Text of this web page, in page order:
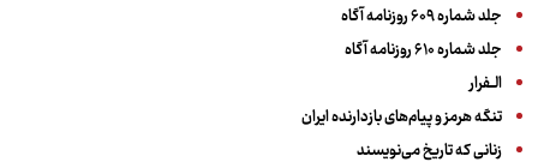
جلد شماره ۶۰۹ روزنامه آگاه
جلد شماره ۶۱۰ روزنامه آگاه
الــفرار
تنگه هرمز و پیام‌های بازدارنده ایران
زنانی که تاریخ می‌نویسند